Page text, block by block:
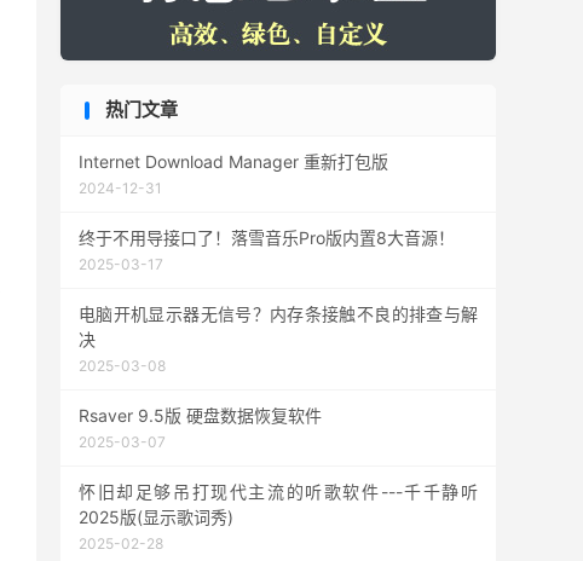
热门文章
Internet Download Manager 重新打包版
2024-12-31
终于不用导接口了！落雪音乐Pro版内置8大音源！
2025-03-17
电脑开机显示器无信号？内存条接触不良的排查与解
决
2025-03-08
Rsaver 9.5版 硬盘数据恢复软件
2025-03-07
怀旧却足够吊打现代主流的听歌软件---千千静听
2025版(显示歌词秀)
2025-02-28